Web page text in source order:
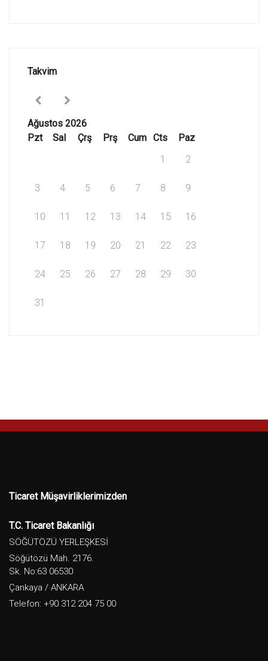
Takvim
Ağustos 2026
Pzt
Sal Çrş Prş Cum Cts
Paz
1
2
3 4 5 6 7 8 9
10 11 12 13 14 15 16
17 18 19 20 21 22 23
24 25 26 27 28 29 30
31
Ticaret Müşavirliklerimizden
T.C. Ticaret Bakanlığı
SÖĞÜTÖZÜ YERLEŞKESİ
Söğütözü Mah. 2176.
Sk. No:63 06530
Çankaya / ANKARA
Telefon: +90 312 204 75 00